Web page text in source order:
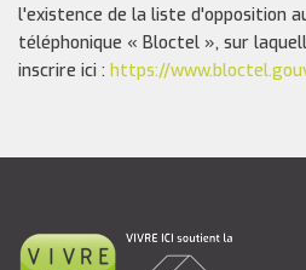
l'existence de la liste d'opposition
téléphonique « Bloctel », sur
inscrire ici : https://